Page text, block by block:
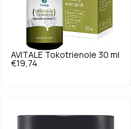
AVITALE Tokotrienole 30 ml
€19,74